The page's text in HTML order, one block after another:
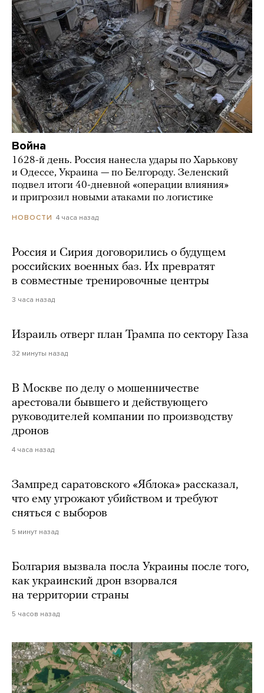
Война
1628-й день. Россия нанесла удары по Харькову
и Одессе, Украина — по Белгороду. Зеленский
подвел итоги 40-дневной «операции влияния»
и пригрозил новыми атаками по логистике
НОВОСТИ 4 часа назад
Россия и Сирия договорились о будущем
российских военных баз. Их превратят
в совместные тренировочные центры
3 часа назад
Израиль отверг план Трампа по сектору Газа
32 минуты назад
В Москве по делу о мошенничестве
арестовали бывшего и действующего
руководителей компании по производству
дронов
4 часа назад
Зампред саратовского «Яблока» рассказал,
что ему угрожают убийством и требуют
сняться с выборов
5 минут назад
Болгария вызвала посла Украины после того,
как украинский дрон взорвался
на территории страны
5 часов назад